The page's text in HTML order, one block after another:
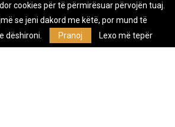
Impresumi Marketing
Privacy Policy
e Lajmeve e pavarur, e themeluar në vitin
cookies për të përmirësuar përvojën tuaj.
se jeni dakord me këtë, por mund të
dëshironi.
Pranoj Lexo më tepër